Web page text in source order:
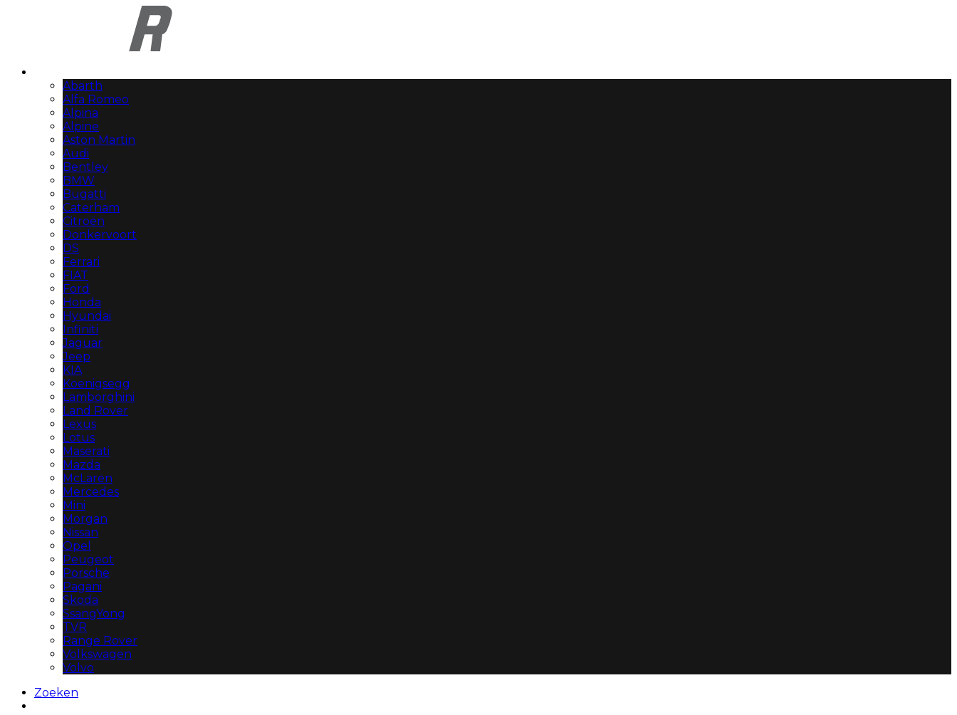
Abarth
Alfa Romeo
Alpina
Alpine
Aston Martin
Audi
Bentley
BMW
Bugatti
Caterham
Citroën
Donkervoort
DS
Ferrari
FIAT
Ford
Honda
Hyundai
Infiniti
Jaguar
Jeep
KIA
Koenigsegg
Lamborghini
Land Rover
Lexus
Lotus
Maserati
Mazda
McLaren
Mercedes
Mini
Morgan
Nissan
Opel
Peugeot
Porsche
Pagani
Skoda
SsangYong
TVR
Range Rover
Volkswagen
Volvo
Zoeken